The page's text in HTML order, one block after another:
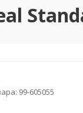
99-605055